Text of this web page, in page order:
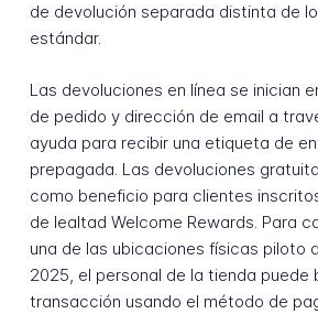
de devolución separada distinta de
estándar.
Las devoluciones en línea se inician
de pedido y dirección de email a
ayuda para recibir una etiqueta de
prepagada. Las devoluciones
como beneficio para clientes
de lealtad Welcome Rewards. Para
una de las ubicaciones físicas piloto
2025, el personal de la tienda puede
transacción usando el método de